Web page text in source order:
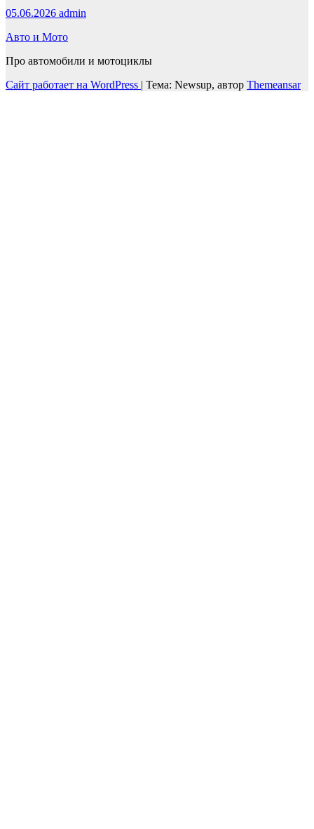
05.06.2026 admin
Авто и Мото
Про автомобили и мотоциклы
Сайт работает на WordPress | Тема: Newsup, автор Themeansar